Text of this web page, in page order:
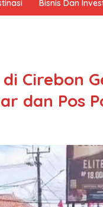
Bisnis Dan
Cirebon
dan Pos